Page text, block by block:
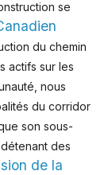
se
du chemin
actifs sur les
nous
du corridor
son sous-
des
de la